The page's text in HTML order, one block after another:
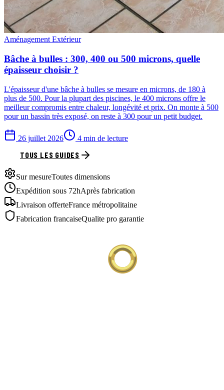
Aménagement Extérieur
Bâche à bulles : 300, 400 ou 500 microns, quelle
épaisseur choisir ?
L'épaisseur d'une bâche à bulles se mesure en microns, de 180 à
plus de 500. Pour la plupart des piscines, le 400 microns offre le
meilleur compromis entre chaleur, longévité et prix. On monte à 500
pour un bassin très exposé, on reste à 300 pour un petit budget.
26 juillet 2026 4 min de lecture
TOUS LES GUIDES
Sur mesureToutes dimensions
Expédition sous 72hAprès fabrication
Livraison offerteFrance métropolitaine
Fabrication francaiseQualite pro garantie